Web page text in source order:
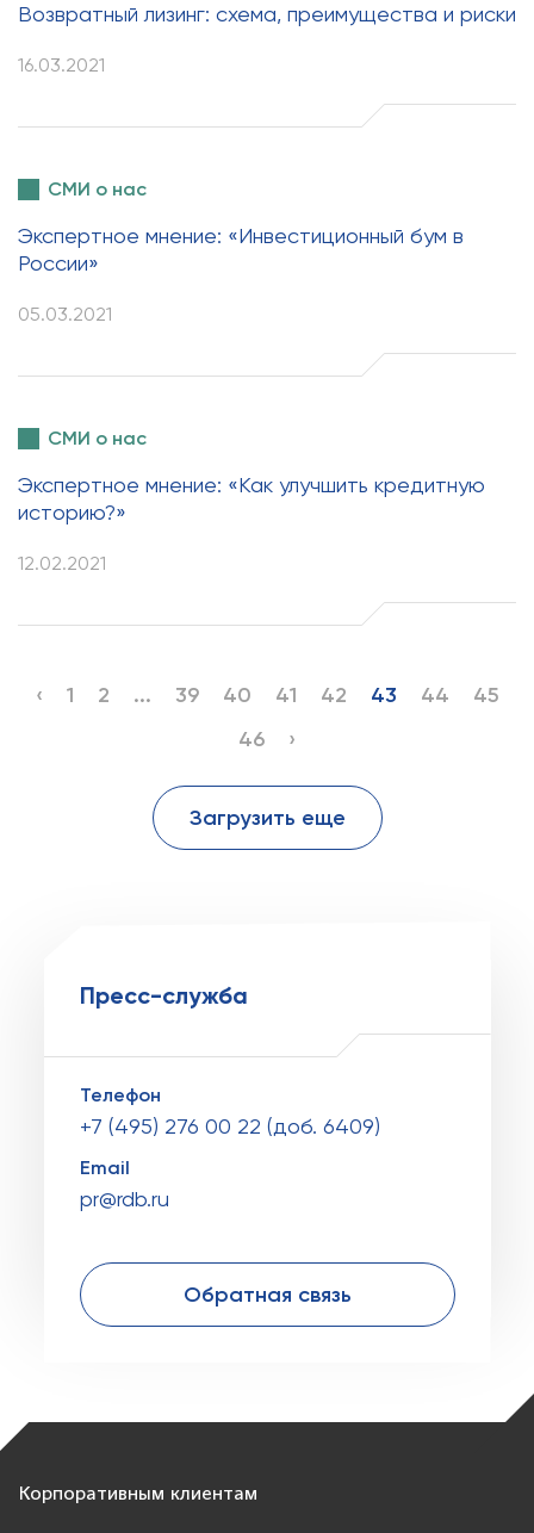
Возвратный лизинг: схема, преимущества и риски
16.03.2021
СМИ о нас
Экспертное мнение: «Инвестиционный бум в
России»
05.03.2021
СМИ о нас
Экспертное мнение: «Как улучшить кредитную
историю?»
12.02.2021
‹ 1 2 ... 39 40 41 42 43 44
45
46
›
Загрузить еще
Пресс-служба
Телефон
+7 (495) 276 00 22 (доб. 6409)
Email
pr@rdb.ru
Обратная связь
Корпоративным клиентам